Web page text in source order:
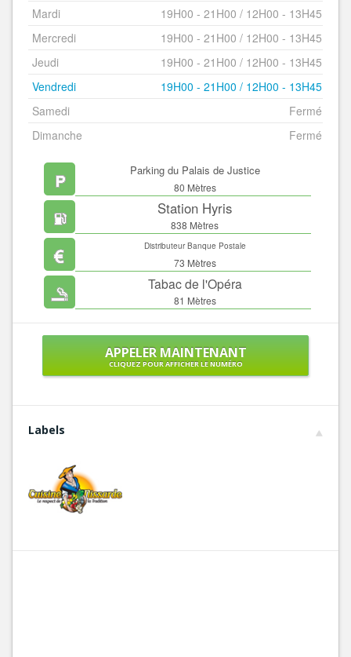
Mardi
19H00 - 21H00 / 12H00 - 13H45
Mercredi
19H00 - 21H00 / 12H00 - 13H45
Jeudi
19H00 - 21H00 / 12H00 - 13H45
Vendredi
19H00 - 21H00 / 12H00 - 13H45
Samedi
Fermé
Dimanche
Fermé
Parking du Palais de Justice
80 Mètres
Station Hyris
838 Mètres
Distributeur Banque Postale
73 Mètres
Tabac de l'Opéra
81 Mètres
APPELER MAINTENANT
CLIQUEZ POUR AFFICHER LE NUMÉRO
Labels